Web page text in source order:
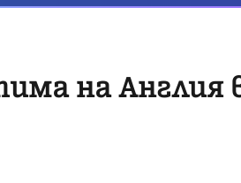
на Англия